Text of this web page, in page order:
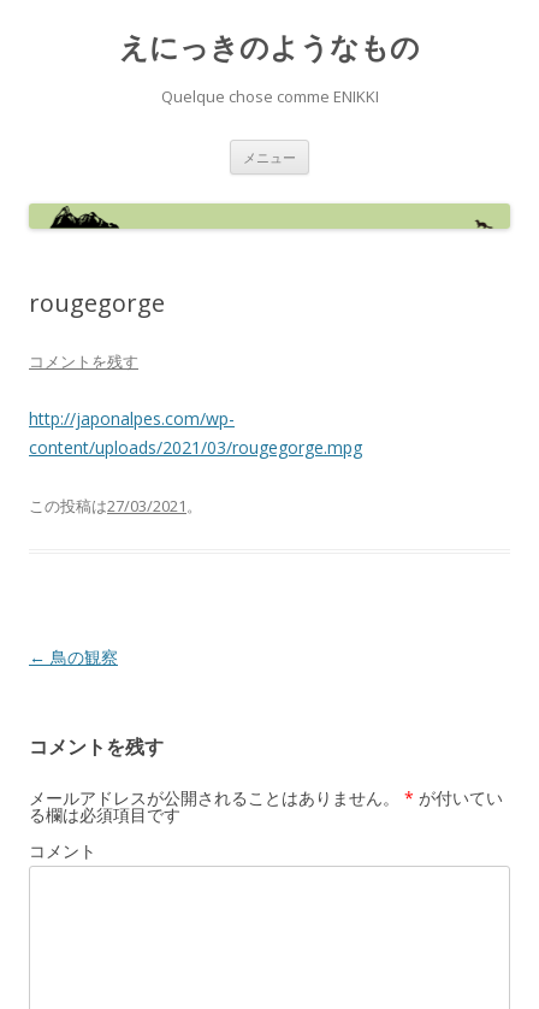
えにっきのようなもの
Quelque chose comme ENIKKI
メニュー
ン
へ
rougegorge
コメントを残す
http://japonalpes.com/wp-
content/uploads/2021/03/rougegorge.mpg
この投稿は27/03/2021。
投
ビ
ゲ
ー
シ
← 鳥の観察
コメントを残す
メールアドレスが公開されることはありません。 * が付いてい
る欄は必須項目です
コメント